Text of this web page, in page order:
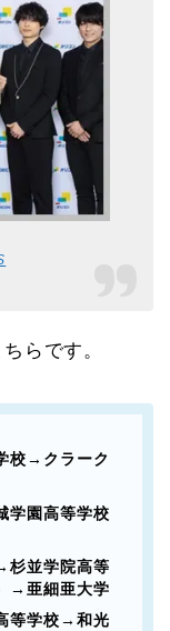
らです。
校→クラーク
学園高等学校
杉並学院高等
→亜細亜大学
等学校→和光